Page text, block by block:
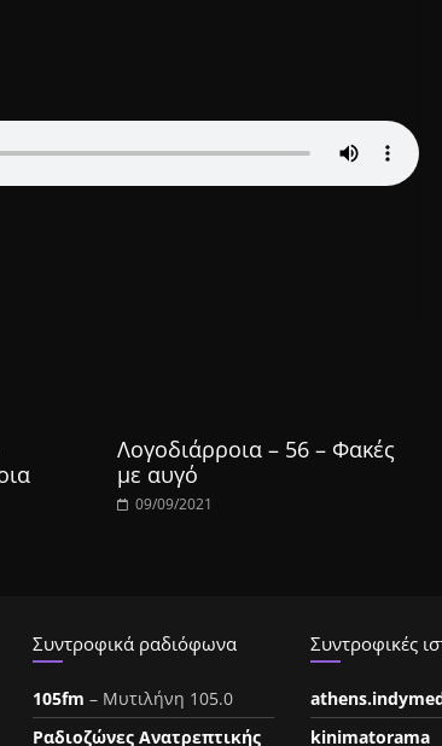
Λογοδιάρροια – 56 – Φακές
με αυγό
09/09/2021
Συντροφικά ραδιόφωνα
105fm – Μυτιλήνη 105.0
Ραδιοζώνες Ανατρεπτικής
Συντροφικές
kinimatorama